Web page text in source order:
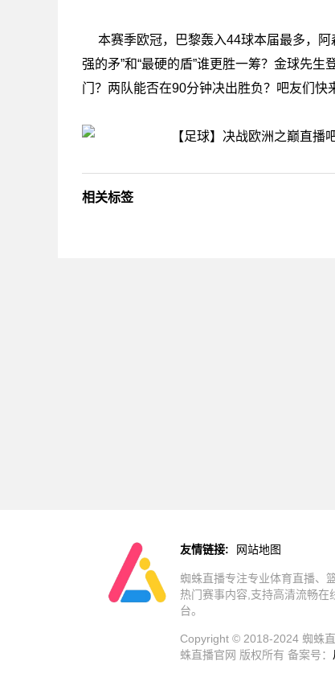
本赛季欧冠，巴黎轰入44球本届最多，阿
强的矛”和“最硬的盾”谁更胜一筹？金球先
门？两队能否在90分钟决出胜负？吧友们快
相关标签
友情链接: 网站地图
蜘蛛直播专注专业体育直播、
热门赛事内容,支持高清流畅在
台。
Copyright © 2018-2024 蜘蛛
蛛直播官网 版权所有 备案号：